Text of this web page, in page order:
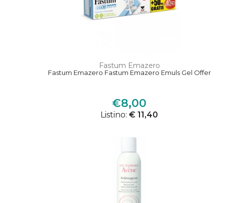
Fastum Emazero
Fastum Emazero Fastum Emazero Emuls Gel Offer
€8,00
Listino:€ 11,40